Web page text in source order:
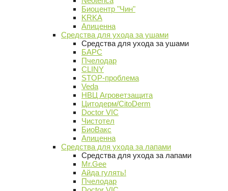
Биоцентр "Чин"
KRKA
Апиценна
Средства для ухода за ушами
Средства для ухода за ушами
БАРС
Пчелодар
CLINY
STOP-проблема
Veda
НВЦ Агроветзащита
Цитодерм/CitoDerm
Doctor VIC
Чистотел
БиоВакс
Апиценна
Средства для ухода за лапами
Средства для ухода за лапами
Mr.Gee
Айда гулять!
Пчелодар